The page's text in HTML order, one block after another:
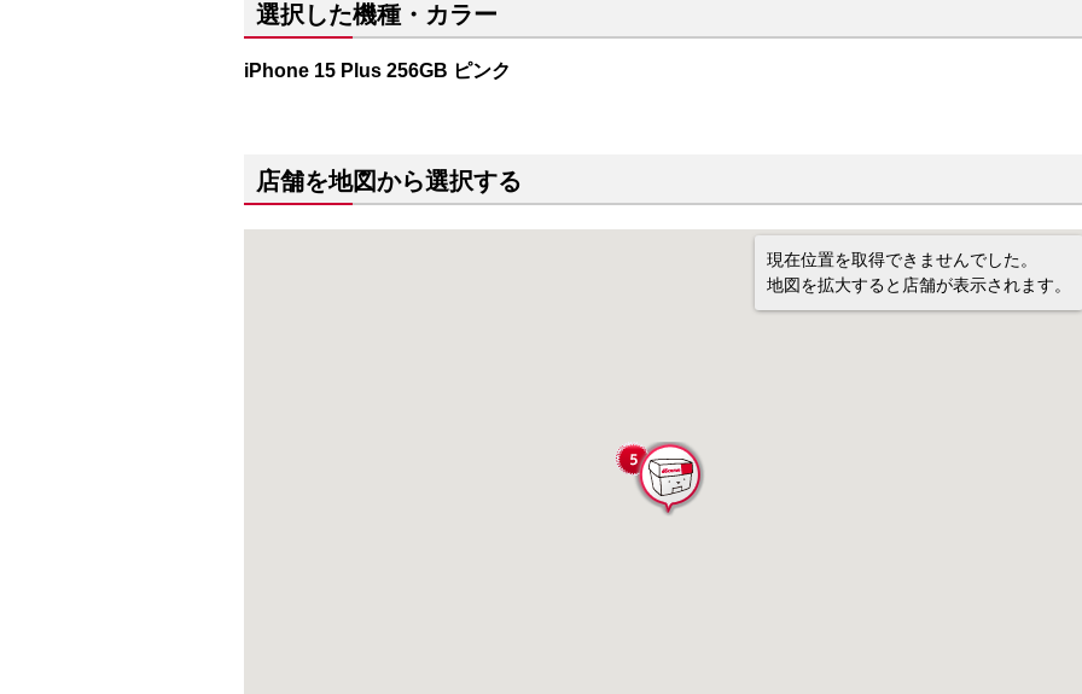
選択した機種・カラー
iPhone 15 Plus 256GB ピンク
店舗を地図から選択する
現在位置を取得できませんでした。
地図を拡大すると店舗が表示されます。